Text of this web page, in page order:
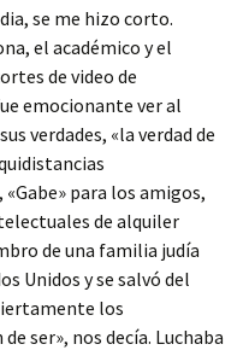
se me hizo corto.
el académico y el
de video de
emocionante ver al
verdades, «la verdad de
para los amigos,
de alquiler
de una familia judía
Unidos y se salvó del
los
ser», nos decía. Luchaba